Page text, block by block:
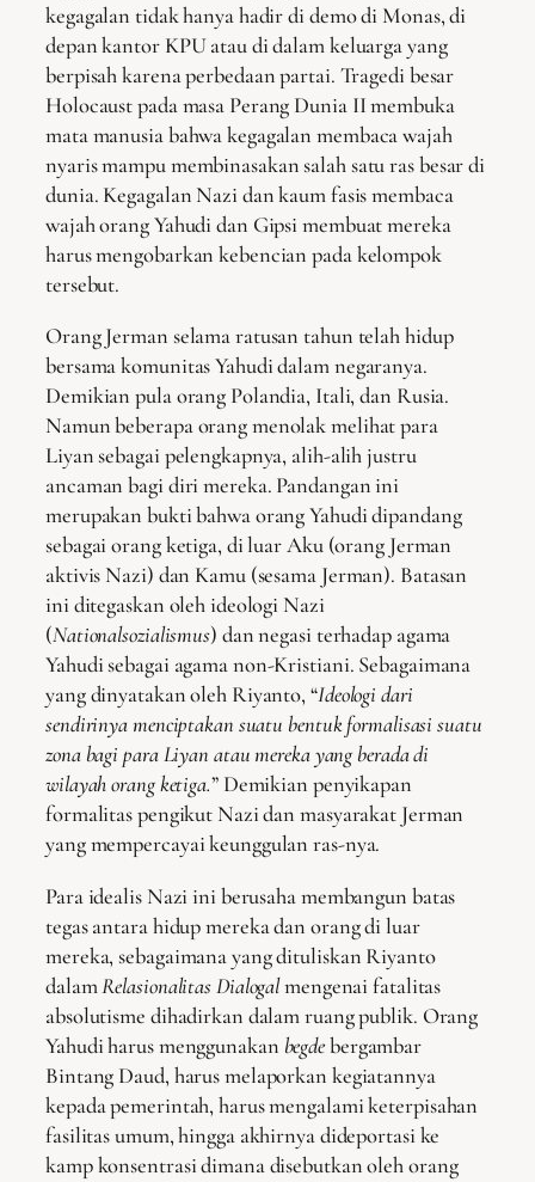
kegagalan tidak hanya hadir di demo di Monas, di
depan kantor KPU atau di dalam keluarga yang
berpisah karena perbedaan partai. Tragedi besar
Holocaust pada masa Perang Dunia II membuka
mata manusia bahwa kegagalan membaca wajah
nyaris mampu membinasakan salah satu ras besar di
dunia. Kegagalan Nazi dan kaum fasis membaca
wajah orang Yahudi dan Gipsi membuat mereka
harus mengobarkan kebencian pada kelompok
tersebut.
Orang Jerman selama ratusan tahun telah hidup
bersama komunitas Yahudi dalam negaranya.
Demikian pula orang Polandia, Itali, dan Rusia.
Namun beberapa orang menolak melihat para
Liyan sebagai pelengkapnya, alih-alih justru
ancaman bagi diri mereka. Pandangan ini
merupakan bukti bahwa orang Yahudi dipandang
sebagai orang ketiga, di luar Aku (orang Jerman
aktivis Nazi) dan Kamu (sesama Jerman). Batasan
ini ditegaskan oleh ideologi Nazi
(Nationalsozialismus) dan negasi terhadap agama
Yahudi sebagai agama non-Kristiani. Sebagaimana
yang dinyatakan oleh Riyanto, “Ideologi dari
sendirinya menciptakan suatu bentuk formalisasi suatu
zona bagi para Liyan atau mereka yang berada di
wilayah orang ketiga.” Demikian penyikapan
formalitas pengikut Nazi dan masyarakat Jerman
yang mempercayai keunggulan ras-nya.
Para idealis Nazi ini berusaha membangun batas
tegas antara hidup mereka dan orang di luar
mereka, sebagaimana yang dituliskan Riyanto
dalamRelasionalitas Dialogalmengenai fatalitas
absolutisme dihadirkan dalam ruang publik. Orang
Yahudi harus menggunakan begdebergambar
Bintang Daud, harus melaporkan kegiatannya
kepada pemerintah, harus mengalami keterpisahan
fasilitas umum, hingga akhirnya dideportasi ke
kamp konsentrasi dimana disebutkan oleh orang